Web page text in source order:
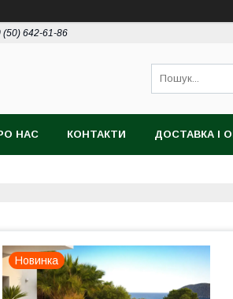
(50) 642-61-86
НАС КОНТАКТИ ДОСТАВКА І
Новинка